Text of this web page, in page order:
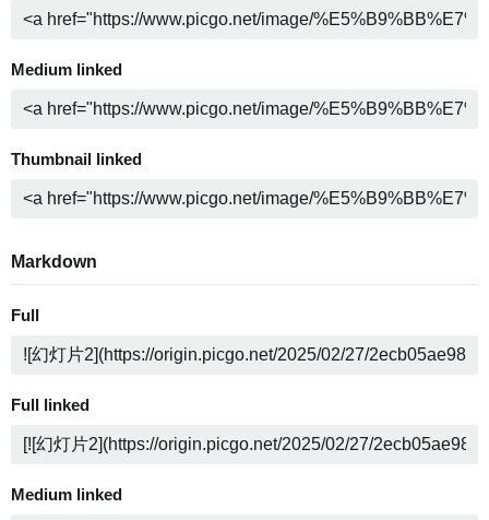
Medium linked
Thumbnail linked
Markdown
Full
Full linked
Medium linked